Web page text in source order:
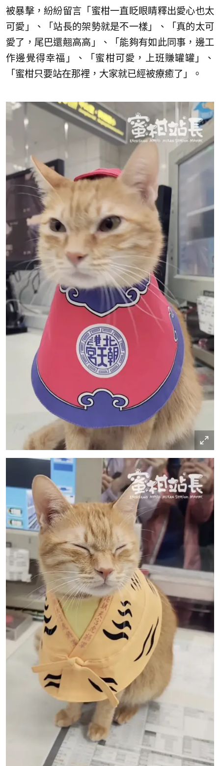
被暴擊，紛紛留言「蜜柑一直眨眼睛釋出愛心也太
可愛」、「站長的架勢就是不一樣」、「真的太可
愛了，尾巴還翹高高」、「能夠有如此同事，邊工
作邊覺得幸福」、「蜜柑可愛，上班賺罐罐」、
「蜜柑只要站在那裡，大家就已經被療癒了」。